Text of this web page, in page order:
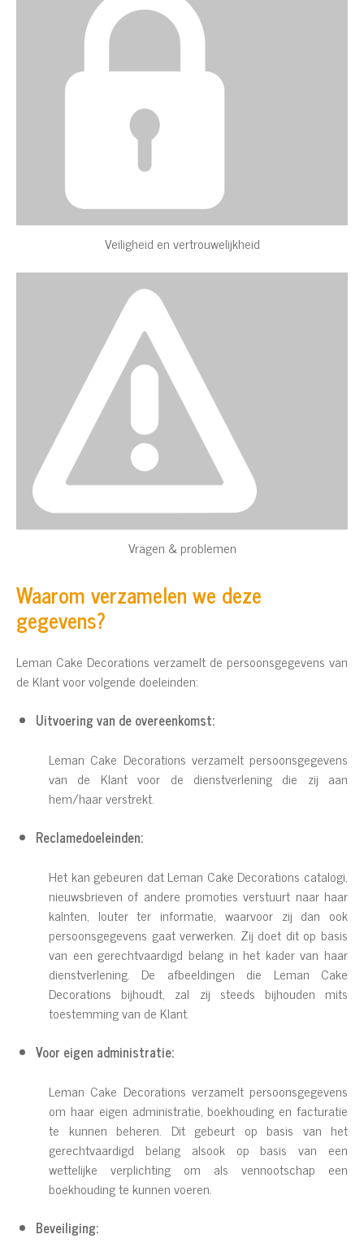
Veiligheid en vertrouwelijkheid
Vragen & problemen
Waarom verzamelen we deze
gegevens?
Leman Cake Decorations verzamelt de persoonsgegevens van
de Klant voor volgende doeleinden:
Uitvoering van de overeenkomst:
Leman Cake Decorations verzamelt persoonsgegevens
van de Klant voor de dienstverlening die zij aan
hem/haar verstrekt.
Reclamedoeleinden:
Het kan gebeuren dat Leman Cake Decorations catalogi,
nieuwsbrieven of andere promoties verstuurt naar haar
kalnten, louter ter informatie, waarvoor zij dan ook
persoonsgegevens gaat verwerken. Zij doet dit op basis
van een gerechtvaardigd belang in het kader van haar
dienstverlening. De afbeeldingen die Leman Cake
Decorations bijhoudt, zal zij steeds bijhouden mits
toestemming van de Klant.
Voor eigen administratie:
Leman Cake Decorations verzamelt persoonsgegevens
om haar eigen administratie, boekhouding en facturatie
te kunnen beheren. Dit gebeurt op basis van het
gerechtvaardigd belang alsook op basis van een
wettelijke verplichting om als vennootschap een
boekhouding te kunnen voeren.
Beveiliging: